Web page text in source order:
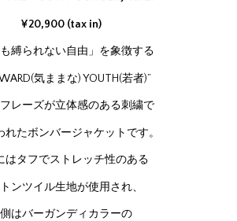
¥20,900 (tax in)
も縛られない自由」を象徴する
気ままな) YOUTH(若者)”
レーズが立体感のある刺繍で
れたボンバージャケットです。
はタフでストレッチ性のある
ンツイル生地が使用され、
はバーガンディカラーの